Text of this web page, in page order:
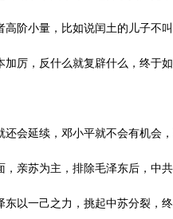
高阶小量，比如说闰土的儿子不
加厉，反什么就复辟什么，终于
还会延续，邓小平就不会有机会
，亲苏为主，排除毛泽东后，中
东以一己之力，挑起中苏分裂，